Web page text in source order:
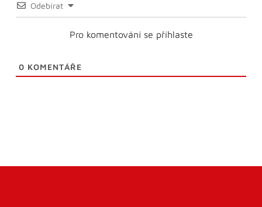
Odebírat
Pro komentování se přihlaste
0 KOMENTÁŘE